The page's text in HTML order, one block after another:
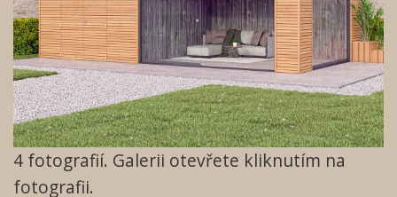
4 fotografií. Galerii otevřete kliknutím na
fotografii.